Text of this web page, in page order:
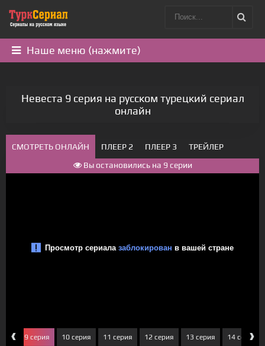
Наше меню (нажмите)
Невеста 9 серия на русском турецкий сериал
онлайн
СМОТРЕТЬ ОНЛАЙН ПЛЕЕР 2 ПЛЕЕР 3
ТРЕЙЛЕР
Вы остановились на 9 серии
‹ 9 серия 10 серия 11 серия 12 серия 13 серия 14 серия
›